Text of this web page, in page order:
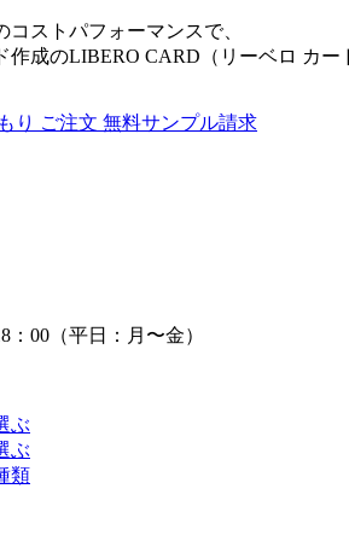
ストパフォーマンスで、
作成のLIBERO CARD（リーベロ カー
り ご注文 無料サンプル請求
00（平日：月〜金）
ぶ
ぶ
類